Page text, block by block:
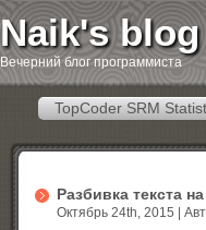
Naik's blog
Вечерний блог программиста
TopCoder SRM
Разбивка текста
Октябрь 24th, 2015 |